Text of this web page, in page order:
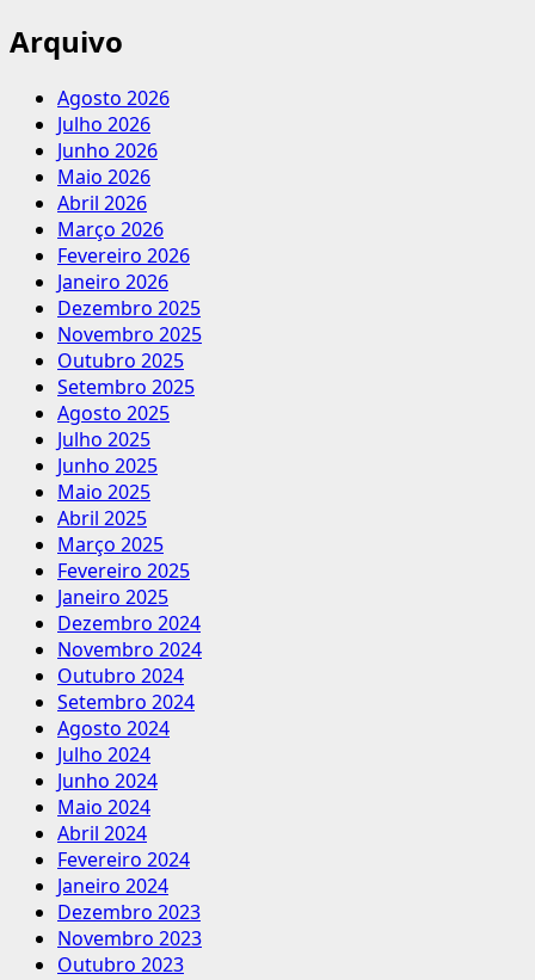
Arquivo
Agosto 2026
Julho 2026
Junho 2026
Maio 2026
Abril 2026
Março 2026
Fevereiro 2026
Janeiro 2026
Dezembro 2025
Novembro 2025
Outubro 2025
Setembro 2025
Agosto 2025
Julho 2025
Junho 2025
Maio 2025
Abril 2025
Março 2025
Fevereiro 2025
Janeiro 2025
Dezembro 2024
Novembro 2024
Outubro 2024
Setembro 2024
Agosto 2024
Julho 2024
Junho 2024
Maio 2024
Abril 2024
Fevereiro 2024
Janeiro 2024
Dezembro 2023
Novembro 2023
Outubro 2023